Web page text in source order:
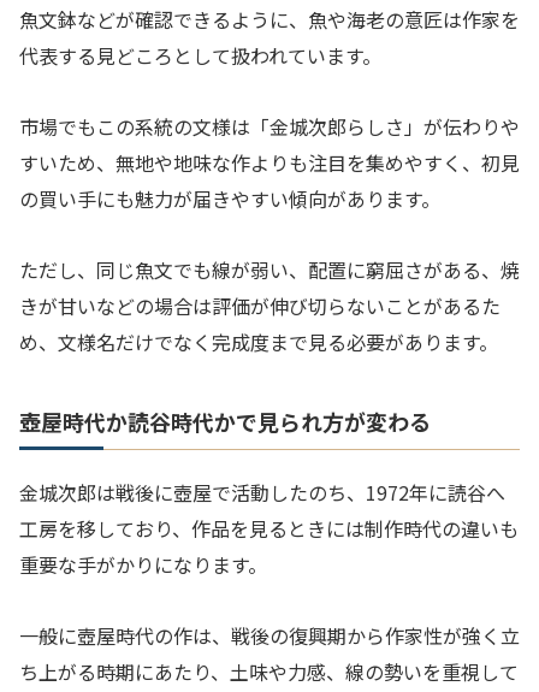
魚文鉢などが確認できるように、魚や海老の意匠は作家を
代表する見どころとして扱われています。
市場でもこの系統の文様は「金城次郎らしさ」が伝わりや
すいため、無地や地味な作よりも注目を集めやすく、初見
の買い手にも魅力が届きやすい傾向があります。
ただし、同じ魚文でも線が弱い、配置に窮屈さがある、焼
きが甘いなどの場合は評価が伸び切らないことがあるた
め、文様名だけでなく完成度まで見る必要があります。
壺屋時代か読谷時代かで見られ方が変わる
金城次郎は戦後に壺屋で活動したのち、1972年に読谷へ
工房を移しており、作品を見るときには制作時代の違いも
重要な手がかりになります。
一般に壺屋時代の作は、戦後の復興期から作家性が強く立
ち上がる時期にあたり、土味や力感、線の勢いを重視して